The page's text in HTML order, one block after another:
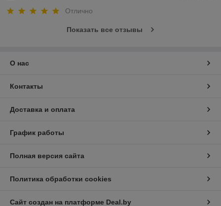
Отлично
Показать все отзывы
О нас
Контакты
Доставка и оплата
График работы
Полная версия сайта
Политика обработки cookies
Сайт создан на платформе Deal.by